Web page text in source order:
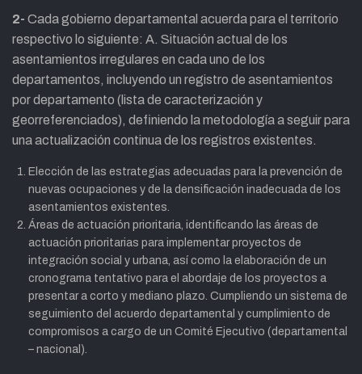
2- Cada gobierno departamental acuerda para el territorio
respectivo lo siguiente: A. Situación actual de los
asentamientos irregulares en cada uno de los
departamentos, incluyendo un registro de asentamientos
por departamento (lista de caracterización y
georreferenciados), definiendo la metodología a seguir para
una actualización continua de los registros existentes.
Elección de las estrategias adecuadas para la prevención de
nuevas ocupaciones y de la densificación inadecuada de los
asentamientos existentes.
Áreas de actuación prioritaria, identificando las áreas de
actuación prioritarias para implementar proyectos de
integración social y urbana, así como la elaboración de un
cronograma tentativo para el abordaje de los proyectos a
presentar a corto y mediano plazo. Cumpliendo un sistema de
seguimiento del acuerdo departamental y cumplimiento de
compromisos a cargo de un Comité Ejecutivo (departamental
– nacional).